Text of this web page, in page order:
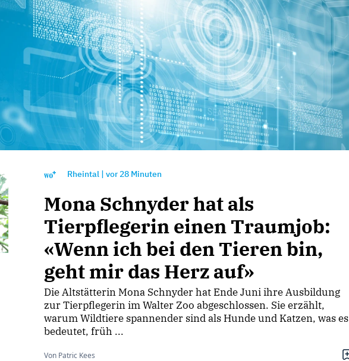
Rheintal | vor28 Minuten
Mona Schnyder hat als
Tierpflegerin einen Traumjob:
«Wenn ich bei den Tieren bin,
geht mir das Herz auf»
Die Altstätterin Mona Schnyder hat Ende Juni ihre Ausbildung
zur Tierpflegerin im Walter Zoo abgeschlossen. Sie erzählt,
warum Wildtiere spannender sind als Hunde und Katzen, was es
bedeutet, früh ...
Von Patric Kees